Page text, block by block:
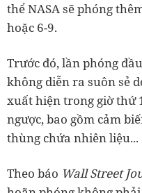
thể NASA sẽ phóng
hoặc 6-9.
Trước đó, lần phóng
không diễn ra suôn sẻ
xuất hiện trong giờ thứ
ngược, bao gồm cảm
thùng chứa nhiên liệu...
Theo báo Wall Street